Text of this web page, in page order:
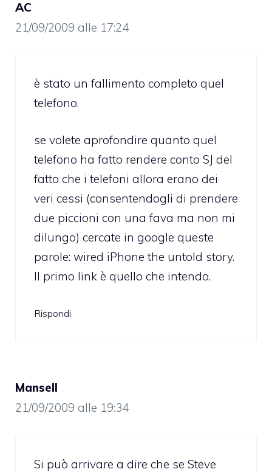
AC
21/09/2009 alle 17:24
è stato un fallimento completo quel
telefono.
se volete aprofondire quanto quel
telefono ha fatto rendere conto SJ del
fatto che i telefoni allora erano dei
veri cessi (consentendogli di prendere
due piccioni con una fava ma non mi
dilungo) cercate in google queste
parole: wired iPhone the untold story.
Il primo link è quello che intendo.
Rispondi
Mansell
21/09/2009 alle 19:34
Si può arrivare a dire che se Steve